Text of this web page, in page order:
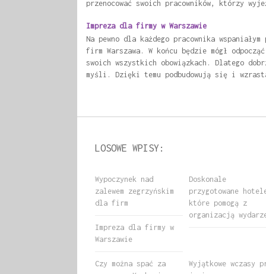
przenocować swoich pracowników, którzy
Impreza dla firmy w Warszawie
Na pewno dla każdego pracownika
firm Warszawa. W końcu będzie mógł
swoich wszystkich obowiązkach. Dlatego
myśli. Dzięki temu podbudowują się i
LOSOWE WPISY:
Doskonale
przygotowane
które pomogą z
organizacją
Wypoczynek nad
zalewem zegrzyńskim
dla firm
Impreza dla firmy w
Warszawie
Czy można spać za
Wyjątkowe wczasy